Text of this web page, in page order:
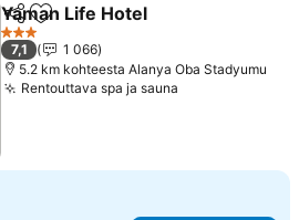
Jaa Lisää suosikkeihin
Yaman Life Hotel
3 Tähtiluokitus
7,1
1 066
5.2 km kohteesta Alanya Oba Stadyumu
Rentouttava spa ja sauna